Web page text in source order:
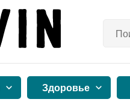
Здоровье